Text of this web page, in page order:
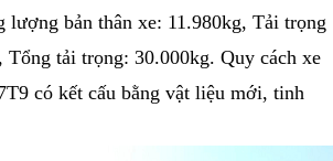
lượng bản thân xe: 11.980kg, Tải trọng
Tổng tải trọng: 30.000kg. Quy cách xe
có kết cấu bằng vật liệu mới, tinh